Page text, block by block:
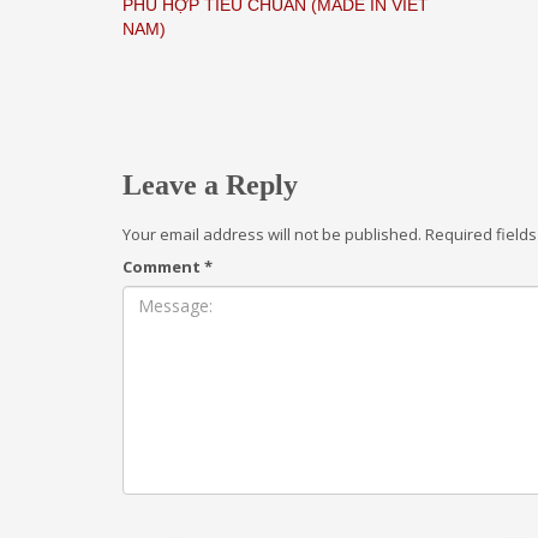
PHÙ HỢP TIÊU CHUẨN (MADE IN VIET
NAM)
Leave a Reply
Your email address will not be published. Required
Comment *